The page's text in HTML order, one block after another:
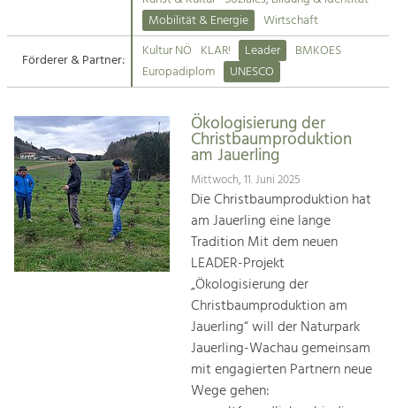
Suche
Impressum
Kontakt
Tourismus
Angebotsentwicklung und
Kunst & Kultur
Handwerk, Wissenschaft und Forschung.
Soziales, Bildung &
Identität
Gleichberechtigung, Jugend und
Integration
Mobilität & Energie
Klimawandel, öffentlicher Verkehr und
Steigerung regionaler Wertschöpfung
Mobilität & Energie
Wirtschaft
Förderer & Partner:
Kultur NÖ KLAR! Leader
BMKOES
Europadiplom
UNESCO
Ökologisierung der
Christbaumproduktion
am Jauerling
Mittwoch, 11. Juni 2025
Die Christbaumproduktion hat
am Jauerling eine lange
Tradition Mit dem neuen
LEADER-Projekt
„Ökologisierung der
Christbaumproduktion am
Jauerling“ will der Naturpark
Jauerling-Wachau gemeinsam
mit engagierten Partnern neue
Wege gehen: